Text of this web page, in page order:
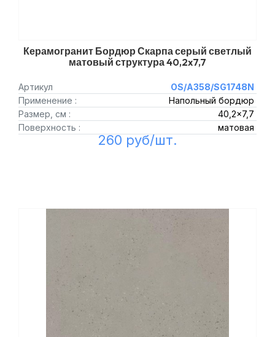
Керамогранит Бордюр Скарпа серый светлый
матовый структура 40,2x7,7
Артикул
OS/A358/SG1748N
Применение :
Напольный бордюр
Размер, см :
40,2x7,7
Поверхность :
матовая
260 руб/шт.